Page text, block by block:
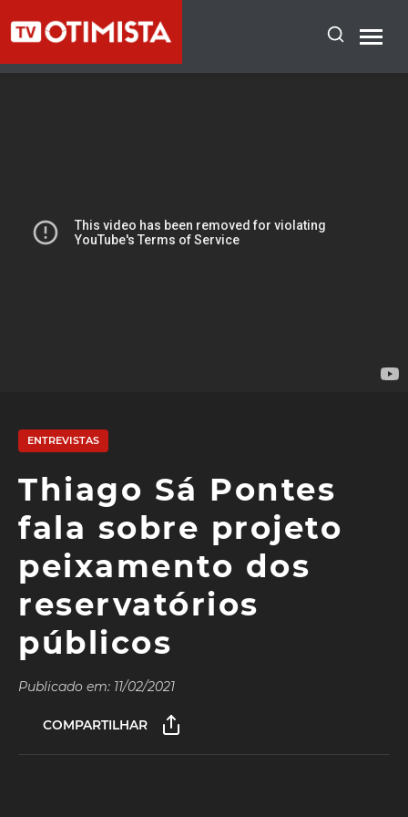
ENTREVISTAS
Thiago Sá Pontes
fala sobre projeto
peixamento dos
reservatórios
públicos
Publicado em: 11/02/2021
COMPARTILHAR